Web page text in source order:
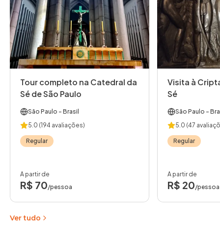
Tour completo na Catedral da
Sé de São Paulo
São Paulo - Brasil
5.0 (194 avaliações)
Regular
A partir de
R$ 70/pessoa
Visita à
Sé
São Paulo -
5.0 (47
Regular
A partir de
R$ 20/pessoa
Ver tudo